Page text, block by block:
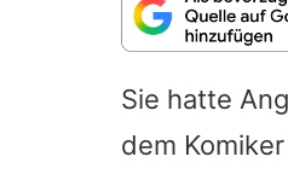
Sie hatte
dem Komiker